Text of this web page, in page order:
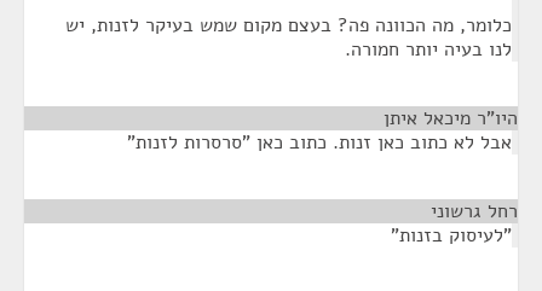
כלומר, מה הכוונה פה? בעצם מקום שמש בעיקר לזנות, יש
לנו בעיה יותר חמורה.
היו"ר מיכאל איתן
אבל לא כתוב כאן זנות. כתוב כאן "סרסרות לזנות"
רחל גרשוני
"לעיסוק בזנות"